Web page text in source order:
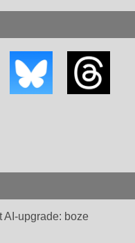
AI-upgrade: boze